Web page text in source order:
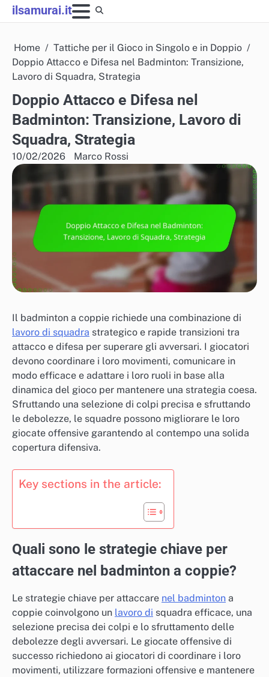
Skip
to
ilsamurai.it
Home
Tattiche per il Gioco in Singolo e in Doppio
Doppio Attacco e Difesa nel Badminton: Transizione,
Lavoro di Squadra, Strategia
Doppio Attacco e Difesa nel
Badminton: Transizione, Lavoro di
Squadra, Strategia
10/02/2026 Marco Rossi
Il badminton a coppie richiede una combinazione di
lavoro di squadra strategico e rapide transizioni tra
attacco e difesa per superare gli avversari. I giocatori
devono coordinare i loro movimenti, comunicare in
modo efficace e adattare i loro ruoli in base alla
dinamica del gioco per mantenere una strategia coesa.
Sfruttando una selezione di colpi precisa e sfruttando
le debolezze, le squadre possono migliorare le loro
giocate offensive garantendo al contempo una solida
copertura difensiva.
Key sections in the article:
Quali sono le strategie chiave per
attaccare nel badminton a coppie?
Le strategie chiave per attaccare nel badminton a
coppie coinvolgono un lavoro di squadra efficace, una
selezione precisa dei colpi e lo sfruttamento delle
debolezze degli avversari. Le giocate offensive di
successo richiedono ai giocatori di coordinare i loro
movimenti, utilizzare formazioni offensive e mantenere